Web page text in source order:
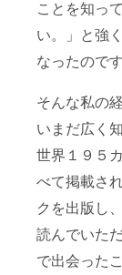
ことを知っ
い。」と強
なったのです
そんな私の
いまだ広く
世界１９５
べて掲載さ
クを出版し
読んでいた
で出会った